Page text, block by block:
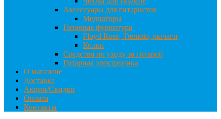
Аксессуары для гитаристов
Медиаторы
Гитарная фурнитура
Floyd Rose, Tremolo, рычаги
Колки
Средства по уходу за гитарой
Гитарная электроника
О магазине
Доставка
Акции/Скидки
Оплата
Контакты